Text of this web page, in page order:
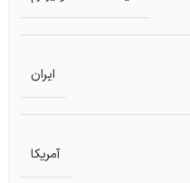
ایران
آمریکا